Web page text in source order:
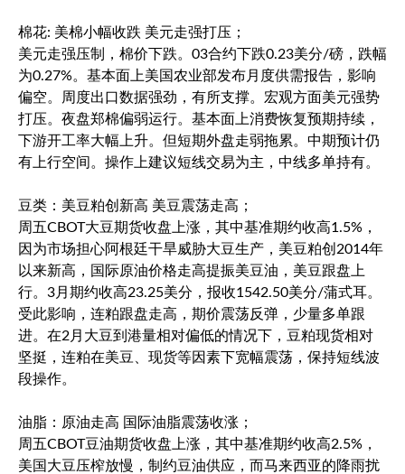
棉花: 美棉小幅收跌 美元走强打压；
美元走强压制，棉价下跌。03合约下跌0.23美分/磅，跌幅
为0.27%。基本面上美国农业部发布月度供需报告，影响
偏空。周度出口数据强劲，有所支撑。宏观方面美元强势
打压。夜盘郑棉偏弱运行。基本面上消费恢复预期持续，
下游开工率大幅上升。但短期外盘走弱拖累。中期预计仍
有上行空间。操作上建议短线交易为主，中线多单持有。
豆类：美豆粕创新高 美豆震荡走高；
周五CBOT大豆期货收盘上涨，其中基准期约收高1.5%，
因为市场担心阿根廷干旱威胁大豆生产，美豆粕创2014年
以来新高，国际原油价格走高提振美豆油，美豆跟盘上
行。3月期约收高23.25美分，报收1542.50美分/蒲式耳。
受此影响，连粕跟盘走高，期价震荡反弹，少量多单跟
进。在2月大豆到港量相对偏低的情况下，豆粕现货相对
坚挺，连粕在美豆、现货等因素下宽幅震荡，保持短线波
段操作。
油脂：原油走高 国际油脂震荡收涨；
周五CBOT豆油期货收盘上涨，其中基准期约收高2.5%，
美国大豆压榨放慢，制约豆油供应，而马来西亚的降雨扰